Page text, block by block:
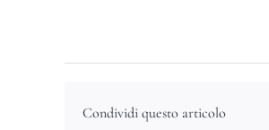
Condividi questo articolo